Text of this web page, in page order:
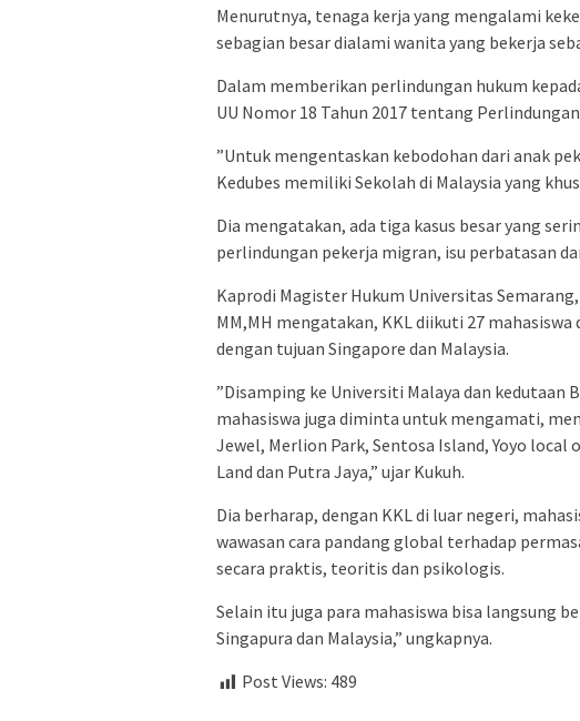
Menurutnya, tenaga kerja yang mengalami
sebagian besar dialami wanita yang bekerja
Dalam memberikan perlindungan hukum
UU Nomor 18 Tahun 2017 tentang
”Untuk mengentaskan kebodohan dari anak
Kedubes memiliki Sekolah di Malaysia yang
Dia mengatakan, ada tiga kasus besar yang
perlindungan pekerja migran, isu perbatasan
Kaprodi Magister Hukum Universitas Semarang,
MM,MH mengatakan, KKL diikuti 27
dengan tujuan Singapore dan Malaysia.
”Disamping ke Universiti Malaya dan kedutaan
mahasiswa juga diminta untuk mengamati,
Jewel, Merlion Park, Sentosa Island, Yoyo
Land dan Putra Jaya,” ujar Kukuh.
Dia berharap, dengan KKL di luar negeri,
wawasan cara pandang global terhadap
secara praktis, teoritis dan psikologis.
Selain itu juga para mahasiswa bisa langsung
Singapura dan Malaysia,” ungkapnya.
Post Views: 489